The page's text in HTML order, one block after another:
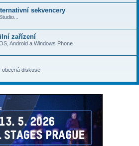
sekvencery
zařízení
Android a Windows Phone
obecná diskuse